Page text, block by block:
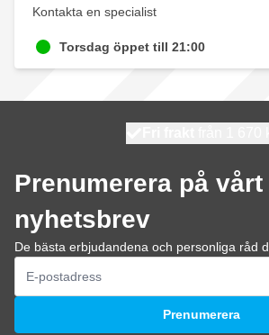
Kontakta en specialist
Torsdag öppet till 21:00
Prenumerera på vårt
nyhetsbrev
De bästa erbjudandena och personliga råd
E-postadress
Prenumerera